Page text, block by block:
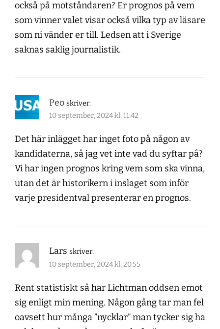
också på motståndaren? Er prognos på vem
som vinner valet visar också vilka typ av läsare
som ni vänder er till. Ledsen att i Sverige
saknas saklig journalistik.
Peo skriver:
10 september, 2024 kl. 11:42
Det här inlägget har inget foto på någon av
kandidaterna, så jag vet inte vad du syftar på?
Vi har ingen prognos kring vem som ska vinna,
utan det är historikern i inslaget som inför
varje presidentval presenterar en prognos.
Lars skriver:
10 september, 2024 kl. 20:55
Rent statistiskt så har Lichtman oddsen emot
sig enligt min mening. Någon gång tar man fel
oavsett hur många ”nycklar” man tycker sig ha